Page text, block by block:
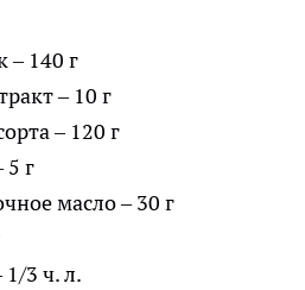
– 140 г
– 10 г
– 120 г
5 г
масло – 30 г
3 ч. л.